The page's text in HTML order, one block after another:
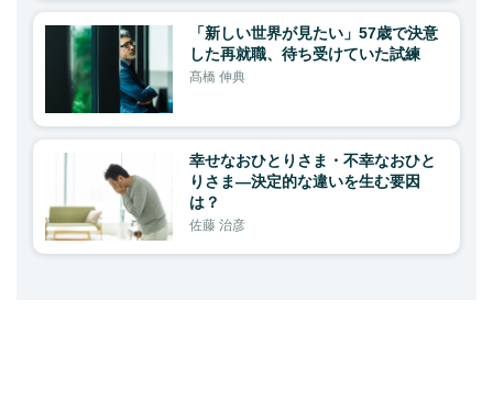
「新しい世界が見たい」57歳で決意
した再就職、待ち受けていた試練
髙橋 伸典
幸せなおひとりさま・不幸なおひと
りさま—決定的な違いを生む要因
は？
佐藤 治彦